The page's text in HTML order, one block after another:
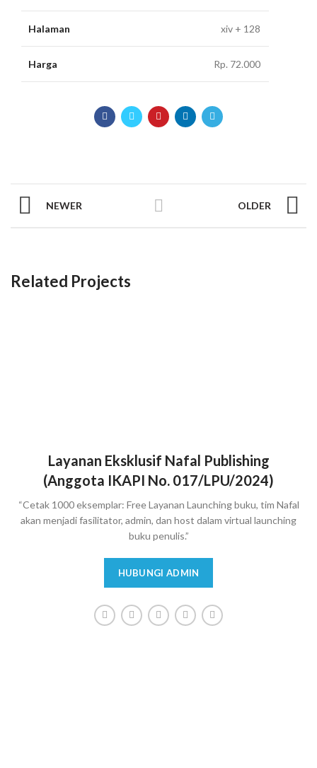
Halaman xiv + 128
Harga Rp. 72.000
NEWER OLDER
Related Projects
Layanan Eksklusif Nafal Publishing
(Anggota IKAPI No. 017/LPU/2024)
“Cetak 1000 eksemplar: Free Layanan Launching buku, tim Nafal
akan menjadi fasilitator, admin, dan host dalam virtual launching
buku penulis.”
HUBUNGI ADMIN